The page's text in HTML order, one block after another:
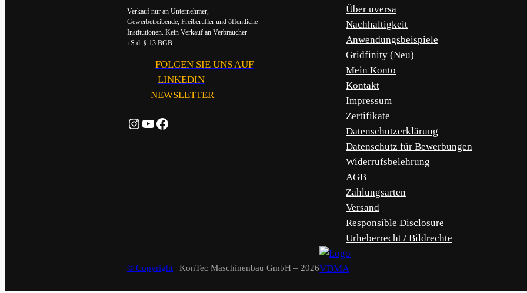
Verkauf nur an Unternehmer,
Gewerbetreibende, Freiberufler und öffentliche
Institutionen. Kein Verkauf an Verbraucher
i.S.d. § 13 BGB.
FOLGEN SIE UNS AUF
LINKEDIN
NEWSLETTER
Instagram
YouTube
Facebook
Über uversa
Nachhaltigkeit
Anwendungsbeispiele
Gridfinity (Neu)
Mein Konto
Kontakt
Impressum
Zertifikate
Datenschutzerklärung
Datenschutz für Bewerbungen
Widerrufsbelehrung
AGB
Zahlungsarten
Versand
Responsible Disclosure
Urheberrecht / Bildrechte
© Copyright | KonTec Maschinenbau GmbH – 2026